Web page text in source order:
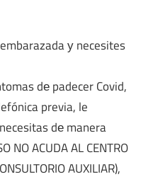
у necesites
dе padecer Covid,
previa, le
dе manera
NO ACUDA AL CENTRO
AUXILIAR),